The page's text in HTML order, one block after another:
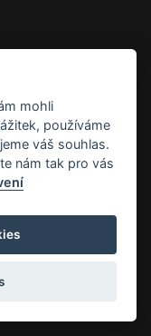
mohli
používáme
váš souhlas.
nám tak pro vás